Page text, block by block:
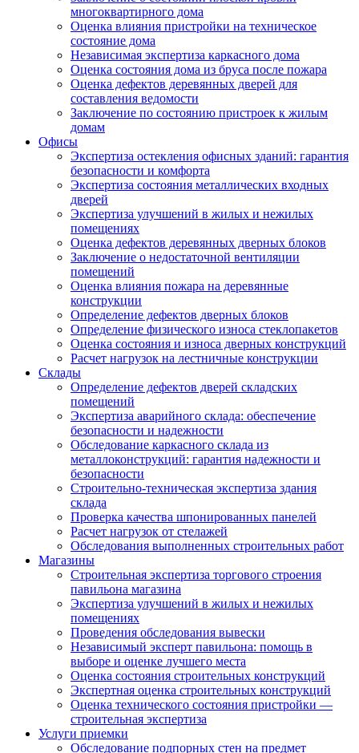
многоквартирного дома
Оценка влияния пристройки на техническое
состояние дома
Независимая экспертиза каркасного дома
Оценка состояния дома из бруса после пожара
Оценка дефектов деревянных дверей для
составления ведомости
Заключение по состоянию пристроек к жилым
домам
Офисы
Экспертиза остекления офисных зданий: гарантия
безопасности и комфорта
Экспертиза состояния металлических входных
дверей
Экспертиза улучшений в жилых и нежилых
помещениях
Оценка дефектов деревянных дверных блоков
Заключение о недостаточной вентиляции
помещений
Оценка влияния пожара на деревянные
конструкции
Определение дефектов дверных блоков
Определение физического износа стеклопакетов
Оценка состояния и износа дверных конструкций
Расчет нагрузок на лестничные конструкции
Склады
Определение дефектов дверей складских
помещений
Экспертиза аварийного склада: обеспечение
безопасности и надежности
Обследование каркасного склада из
металлоконструкций: гарантия надежности и
безопасности
Строительно-техническая экспертиза здания
склада
Проверка качества шпонированных панелей
Расчет нагрузок от стелажей
Обследования выполненных строительных работ
Магазины
Строительная экспертиза торгового строения
павильона магазина
Экспертиза улучшений в жилых и нежилых
помещениях
Проведения обследования вывески
Независимый эксперт павильона: помощь в
выборе и оценке лучшего места
Оценка состояния строительных конструкций
Экспертная оценка строительных конструкций
Оценка технического состояния пристройки —
строительная экспертиза
Услуги приемки
Обследование подпорных стен на предмет